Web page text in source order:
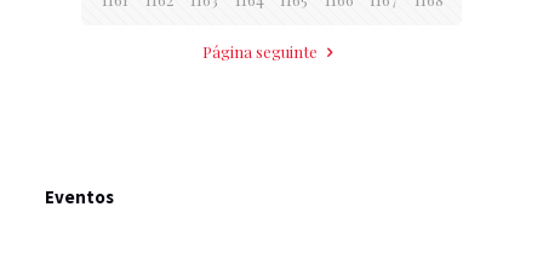
Página seguinte
Eventos